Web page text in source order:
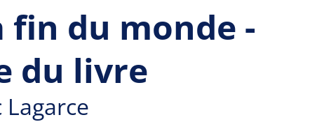
fin du monde -
du livre
Lagarce